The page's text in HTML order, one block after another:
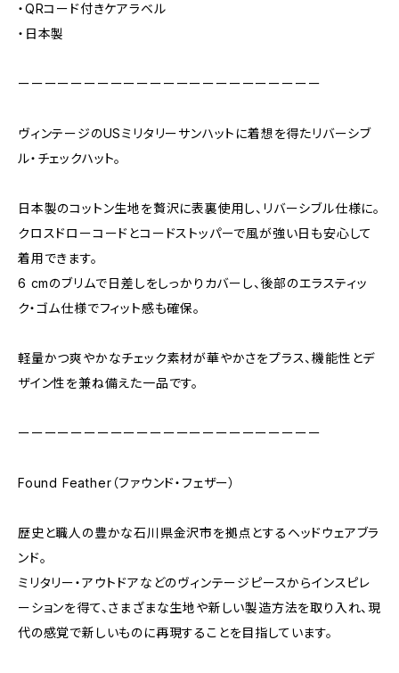
・QRコード付きケアラベル
・日本製
ーーーーーーーーーーーーーーーーーーーーーーー
ヴィンテージのUSミリタリーサンハットに着想を得たリバーシブ
ル・チェックハット。
日本製のコットン生地を贅沢に表裏使用し、リバーシブル仕様に。
クロスドローコードとコードストッパーで風が強い日も安心して
着用できます。
6 cmのブリムで日差しをしっかりカバーし、後部のエラスティッ
ク・ゴム仕様でフィット感も確保。
軽量かつ爽やかなチェック素材が華やかさをプラス、機能性とデ
ザイン性を兼ね備えた一品です。
ーーーーーーーーーーーーーーーーーーーーーーー
Found Feather（ファウンド・フェザー）
歴史と職人の豊かな石川県金沢市を拠点とするヘッドウェアブラ
ンド。
ミリタリー・アウトドアなどのヴィンテージピースからインスピレ
ーションを得て、さまざまな生地や新しい製造方法を取り入れ、現
代の感覚で新しいものに再現することを目指しています。